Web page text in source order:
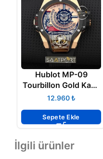
Hublot MP-09
Tourbillon Gold Kasa
Replika Saat
₺
Sepete Ekle
İlgili ürünler